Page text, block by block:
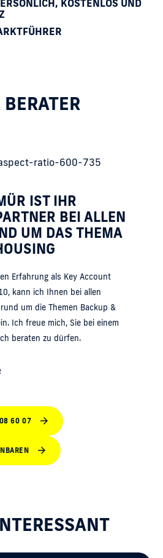
KOSTENLOS UND
BERATER
IST IHR
BEI ALLEN
UM DAS THEMA
Erfahrung als Key Account
kann ich Ihnen bei allen
um die Themen Backup &
Ich freue mich, Sie bei einem
beraten zu dürfen.
60 07